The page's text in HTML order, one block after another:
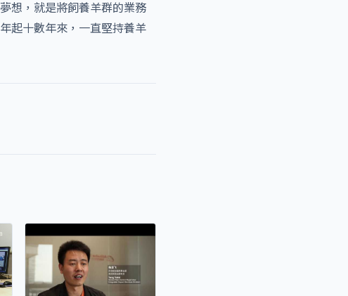
想，就是將飼養羊群的業務
起十數年來，一直堅持養羊